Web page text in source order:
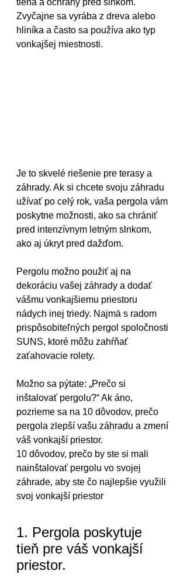
tieňa a ochrany pred slnkom.
Zvyčajne sa vyrába z dreva alebo
hliníka a často sa používa ako typ
vonkajšej miestnosti.
Je to skvelé riešenie pre terasy a
záhrady. Ak si chcete svoju záhradu
užívať po celý rok, vaša pergola vám
poskytne možnosti, ako sa chrániť
pred intenzívnym letným slnkom,
ako aj úkryt pred dažďom.
Pergolu možno použiť aj na
dekoráciu vašej záhrady a dodať
vášmu vonkajšiemu priestoru
nádych inej triedy. Najmä s radom
prispôsobiteľných pergol spoločnosti
SUNS, ktoré môžu zahŕňať
zaťahovacie rolety.
Možno sa pýtate: „Prečo si
inštalovať pergolu?“ Ak áno,
pozrieme sa na 10 dôvodov, prečo
pergola zlepší vašu záhradu a zmení
váš vonkajší priestor.
10 dôvodov, prečo by ste si mali
nainštalovať pergolu vo svojej
záhrade, aby ste čo najlepšie využili
svoj vonkajší priestor
1. Pergola poskytuje
tieň pre váš vonkajší
priestor.